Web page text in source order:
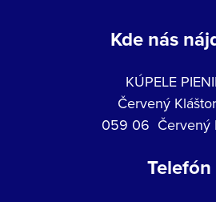
Kde nás
KÚPELE
Červený
059 06 Červený
Telefón